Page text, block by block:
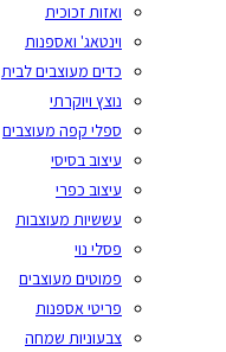
ואזות זכוכית
וינטאג' ואספנות
כדים מעוצבים לבית
נוצץ ויוקרתי
ספלי קפה מעוצבים
עיצוב בסיסי
עיצוב כפרי
עששיות מעוצבות
פסלי נוי
פמוטים מעוצבים
פריטי אספנות
צבעוניות שמחה